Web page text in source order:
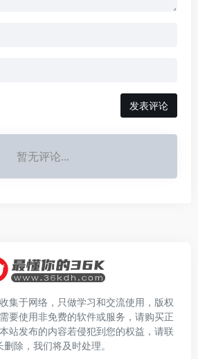
发表评论
暂无评论...
集于网络，只做学习和交流使用，版权
要使用非免费的软件或服务，请购买正
站发布的内容若侵犯到您的权益，请联
删除，我们将及时处理。